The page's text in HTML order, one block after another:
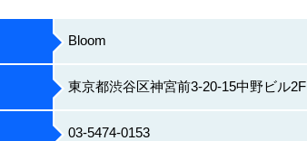
Bloom
東京都渋谷区神宮前3-20-15中野ビル2F
03-5474-0153